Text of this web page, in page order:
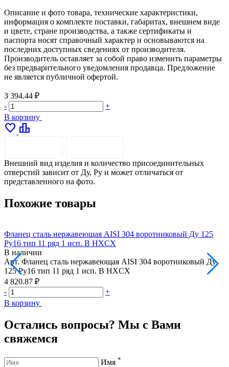
Описание и фото товара, технические характеристики,
информация о комплекте поставки, габаритах, внешнем виде
и цвете, стране производства, а также сертификаты и
паспорта носят справочный характер и основываются на
последних доступных сведениях от производителя.
Производитель оставляет за собой право изменить параметры
без предварительного уведомления продавца. Предложение
не является публичной офертой.
3 394.44 ₽
-
+
В корзину
favorite leaderboard
Внешний вид изделия и количество присоединительных
отверстий зависит от Ду, Ру и может отличаться от
представленного на фото.
Похожие товары
Фланец сталь нержавеющая AISI 304 воротниковый Ду 125
Ру16 тип 11 ряд 1 исп. B HXCX
В наличии
Арт. Фланец сталь нержавеющая AISI 304 воротниковый Ду
125 Ру16 тип 11 ряд 1 исп. B HXCX
4 820.87 ₽
-
+
В корзину
Остались вопросы? Мы с Вами
свяжемся
Имя *